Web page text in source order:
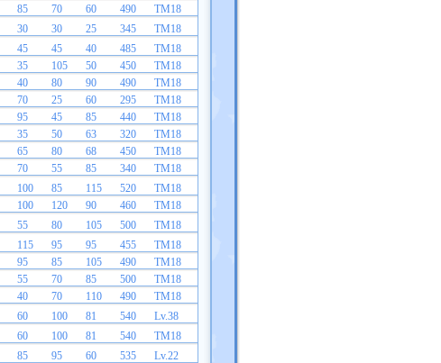
85 70 60 490
TM18
30 30 25 345
TM18
45 45 40 485
TM18
35 105 50 450
TM18
40 80 90 490
TM18
70 25 60 295
TM18
95 45 85 440
TM18
35 50 63 320
TM18
65 80 68 450
TM18
70 55 85 340
TM18
100 85 115 520
TM18
100 120 90 460
TM18
55 80 105 500
TM18
115 95 95 455
TM18
95 85 105 490
TM18
55 70 85 500
TM18
40 70 110 490
TM18
60 100 81 540
Lv.38
60 100 81 540
TM18
85 95 60 535
Lv.22